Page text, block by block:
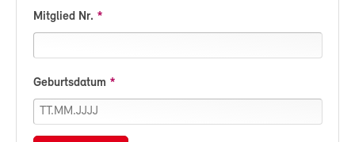
Mitglied Nr.
Geburtsdatum